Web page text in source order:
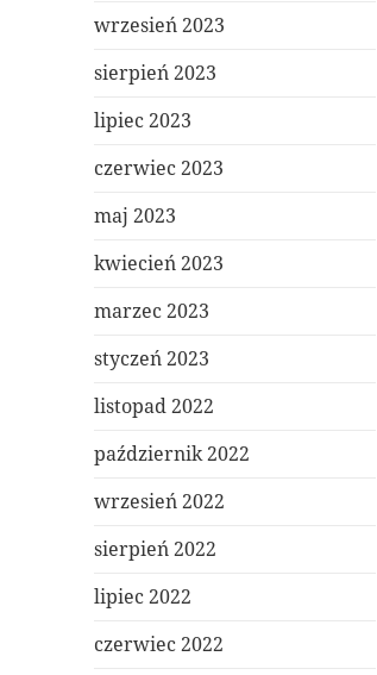
wrzesień 2023
sierpień 2023
lipiec 2023
czerwiec 2023
maj 2023
kwiecień 2023
marzec 2023
styczeń 2023
listopad 2022
październik 2022
wrzesień 2022
sierpień 2022
lipiec 2022
czerwiec 2022